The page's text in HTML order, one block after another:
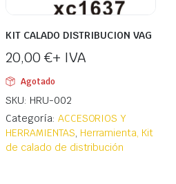
KIT CALADO DISTRIBUCION VAG
20,00 €+ IVA
Agotado
SKU: HRU-002
Categoría: ACCESORIOS Y
HERRAMIENTAS, Herramienta, Kit
de calado de distribución